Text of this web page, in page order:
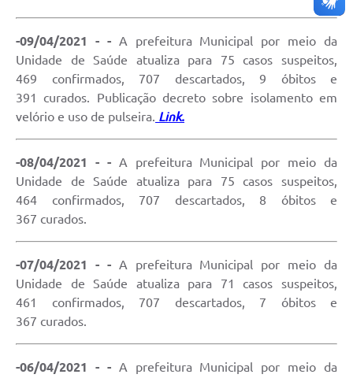
-09/04/2021 - - A prefeitura Municipal por meio da
Unidade de Saúde atualiza para 75 casos suspeitos,
469 confirmados, 707 descartados, 9 óbitos e
391 curados. Publicação decreto sobre isolamento em
velório e uso de pulseira. Link.
-08/04/2021 - - A prefeitura Municipal por meio da
Unidade de Saúde atualiza para 75 casos suspeitos,
464 confirmados, 707 descartados, 8 óbitos e
367 curados.
-07/04/2021 - - A prefeitura Municipal por meio da
Unidade de Saúde atualiza para 71 casos suspeitos,
461 confirmados, 707 descartados, 7 óbitos e
367 curados.
-06/04/2021 - - A prefeitura Municipal por meio da